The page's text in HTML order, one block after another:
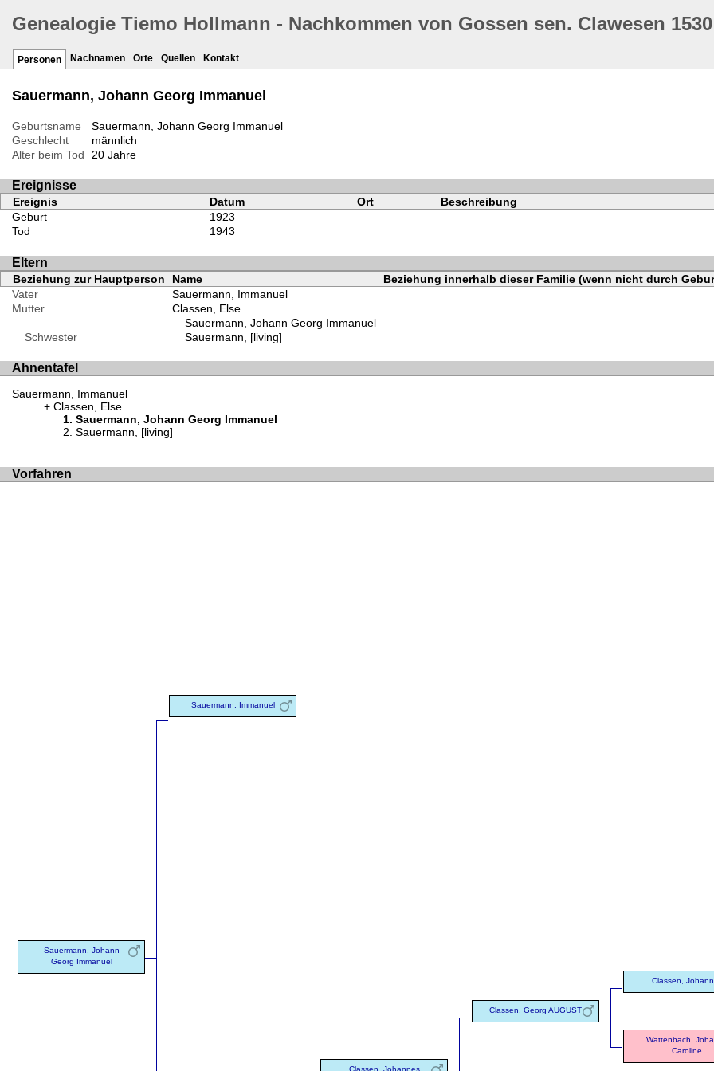
Genealogie Tiemo Hollmann - Nachkommen von Gossen sen. Clawesen 1530
Personen Nachnamen Orte Quellen Kontakt
Sauermann, Johann Georg Immanuel
Geburtsname
Sauermann, Johann Georg Immanuel
Geschlecht
männlich
Alter beim Tod
20 Jahre
Ereignisse
Ereignis Datum Ort Beschreibung
Geburt
1923
Tod
1943
Eltern
Beziehung zur Hauptperson Name
Beziehung innerhalb dieser Familie (wenn nicht durch
Vater
Sauermann, Immanuel
Mutter
Classen, Else
Sauermann, Johann Georg Immanuel
Schwester
Sauermann, [living]
Ahnentafel
Sauermann, Immanuel
Classen, Else
Sauermann, Johann Georg Immanuel
Sauermann, [living]
Vorfahren
Sauermann, Johann
Georg Immanuel
Sauermann, Immanuel
Classen, Johannes
Classen, Georg AUGUST
Classen,
Wattenbach,
Caroline